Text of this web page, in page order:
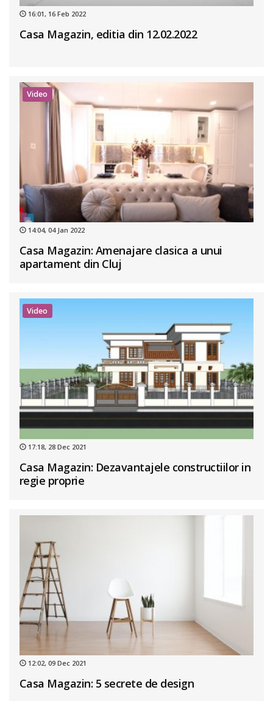
16:01, 16 Feb 2022
Casa Magazin, editia din 12.02.2022
Video
14:04, 04 Jan 2022
Casa Magazin: Amenajare clasica a unui
apartament din Cluj
Video
17:18, 28 Dec 2021
Casa Magazin: Dezavantajele constructiilor in
regie proprie
12:02, 09 Dec 2021
Casa Magazin: 5 secrete de design